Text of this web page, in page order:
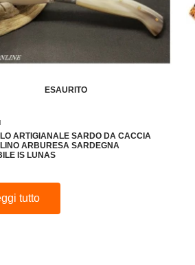
ESAURITO
ARTIGIANALE SARDO DA CACCIA
ARBURESA SARDEGNA
IS LUNAS
tutto